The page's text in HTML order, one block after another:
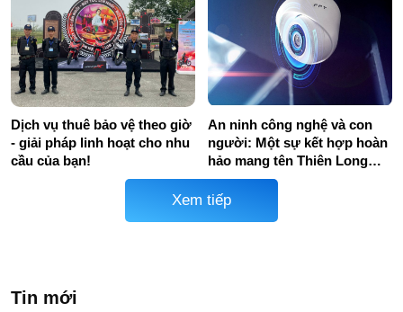
Dịch vụ thuê bảo vệ theo giờ
- giải pháp linh hoạt cho nhu
cầu của bạn!
An ninh công nghệ và con
người: Một sự kết hợp hoàn
hảo mang tên Thiên Long
Hoàng
Xem tiếp
Tin mới